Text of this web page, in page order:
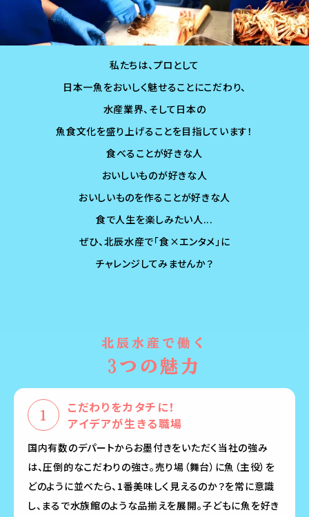
私たちは、プロとして
日本一魚をおいしく魅せることにこだわり、
水産業界、そして日本の
魚食文化を盛り上げることを目指しています！
食べることが好きな人
おいしいものが好きな人
おいしいものを作ることが好きな人
食で人生を楽しみたい人...
ぜひ、北辰水産で「食×エンタメ」に
チャレンジしてみませんか？
北辰水産で働く
3つの魅力
こだわりをカタチに！
アイデアが生きる職場
国内有数のデパートからお墨付きをいただく当社の強み
は、圧倒的なこだわりの強さ。売り場（舞台）に魚（主役）を
どのように並べたら、1番美味しく見えるのか？を常に意識
し、まるで水族館のような品揃えを展開。子どもに魚を好き